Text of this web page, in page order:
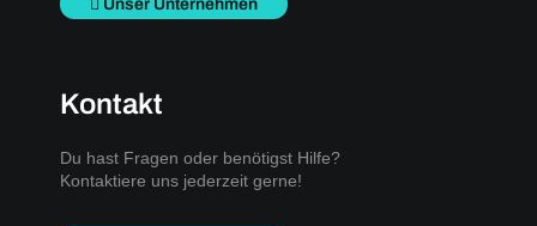
Unser Unternehmen
Kontakt
Du hast Fragen oder benötigst Hilfe?
Kontaktiere uns jederzeit gerne!